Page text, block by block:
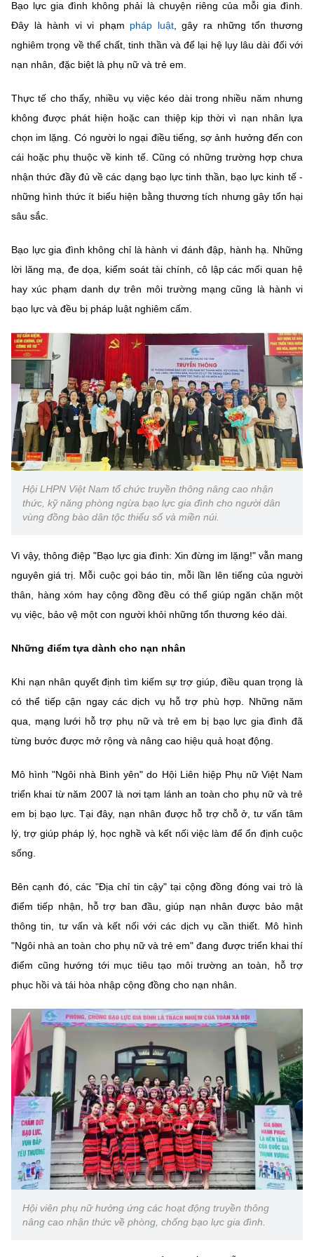
Chọn ngôn ngữ
BỘ KHOA HỌC VÀ CÔNG NGHỆ
MINISTRY OF SCIENCE AND TECHNOLOGY
Cơ quan chủ quản: Bộ Khoa học và Công nghệ (MST)
Chịu trách nhiệm nội dung: Nguyễn Thị Hải Hằng
Địa chỉ: Ban Biên tập Cổng TTĐT - 18 Nguyễn Du, TP. Hà Nội
Điện thoại: 024 3936 9506
Email:stc@mst.gov.vn
(Ghi rõ nguồn "https://mst.gov.vn" khi phát hành lại thông tin từ
website này)
Bạo lực gia đình không phải là chuyện riêng của mỗi gia đình.
Đây là hành vi vi phạm pháp luật, gây ra những tổn thương
nghiêm trọng về thể chất, tinh thần và để lại hệ lụy lâu dài đối với
nạn nhân, đặc biệt là phụ nữ và trẻ em.
Thực tế cho thấy, nhiều vụ việc kéo dài trong nhiều năm nhưng
không được phát hiện hoặc can thiệp kịp thời vì nạn nhân lựa
chọn im lặng. Có người lo ngại điều tiếng, sợ ảnh hưởng đến con
cái hoặc phụ thuộc về kinh tế. Cũng có những trường hợp chưa
nhận thức đầy đủ về các dạng bạo lực tinh thần, bạo lực kinh tế -
những hình thức ít biểu hiện bằng thương tích nhưng gây tổn hại
sâu sắc.
Bạo lực gia đình không chỉ là hành vi đánh đập, hành hạ. Những
lời lăng mạ, đe dọa, kiểm soát tài chính, cô lập các mối quan hệ
hay xúc phạm danh dự trên môi trường mạng cũng là hành vi
bạo lực và đều bị pháp luật nghiêm cấm.
Hội LHPN Việt Nam tổ chức truyền thông nâng cao nhận
thức, kỹ năng phòng ngừa bạo lực gia đình cho người dân
vùng đồng bào dân tộc thiểu số và miền núi.
Vì vậy, thông điệp "Bạo lực gia đình: Xin đừng im lặng!" vẫn mang
nguyên giá trị. Mỗi cuộc gọi báo tin, mỗi lần lên tiếng của người
thân, hàng xóm hay cộng đồng đều có thể giúp ngăn chặn một
vụ việc, bảo vệ một con người khỏi những tổn thương kéo dài.
Những điểm tựa dành cho nạn nhân
Khi nạn nhân quyết định tìm kiếm sự trợ giúp, điều quan trọng là
có thể tiếp cận ngay các dịch vụ hỗ trợ phù hợp. Những năm
qua, mạng lưới hỗ trợ phụ nữ và trẻ em bị bạo lực gia đình đã
từng bước được mở rộng và nâng cao hiệu quả hoạt động.
Mô hình "Ngôi nhà Bình yên" do Hội Liên hiệp Phụ nữ Việt Nam
triển khai từ năm 2007 là nơi tạm lánh an toàn cho phụ nữ và trẻ
em bị bạo lực. Tại đây, nạn nhân được hỗ trợ chỗ ở, tư vấn tâm
lý, trợ giúp pháp lý, học nghề và kết nối việc làm để ổn định cuộc
sống.
Bên cạnh đó, các "Địa chỉ tin cậy" tại cộng đồng đóng vai trò là
điểm tiếp nhận, hỗ trợ ban đầu, giúp nạn nhân được bảo mật
thông tin, tư vấn và kết nối với các dịch vụ cần thiết. Mô hình
"Ngôi nhà an toàn cho phụ nữ và trẻ em" đang được triển khai thí
điểm cũng hướng tới mục tiêu tạo môi trường an toàn, hỗ trợ
phục hồi và tái hòa nhập cộng đồng cho nạn nhân.
Hội viên phụ nữ hưởng ứng các hoạt động truyền thông
nâng cao nhận thức về phòng, chống bạo lực gia đình.